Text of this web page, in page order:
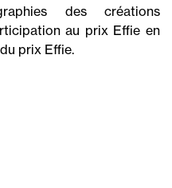
des créations
au prix Effie en
prix Effie.